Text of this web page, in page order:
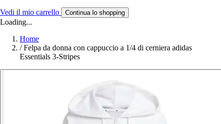
Vedi il mio carrello Continua lo shopping
Loading...
Home
/ Felpa da donna con cappuccio a 1/4 di cerniera adidas
Essentials 3-Stripes